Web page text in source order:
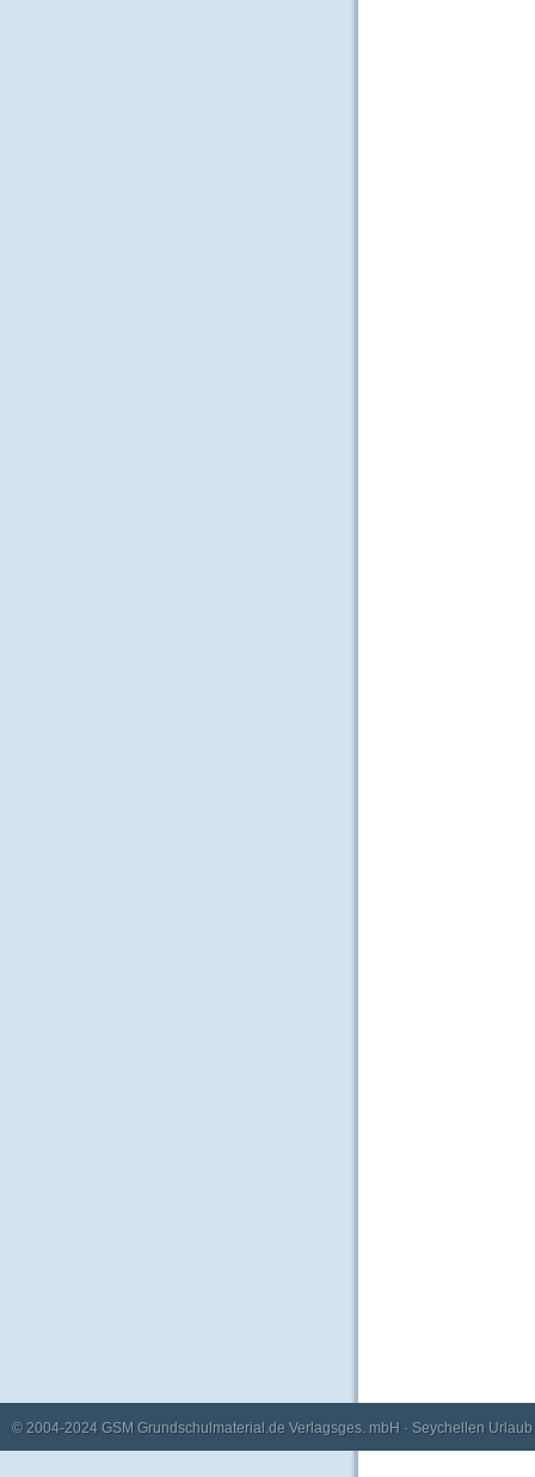
© 2004-2024 GSM Grundschulmaterial.de Verlagsges. mbH · Seychellen Urlaub